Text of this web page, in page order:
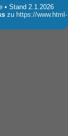
• Stand 2.1.2026
zu https://www.html-